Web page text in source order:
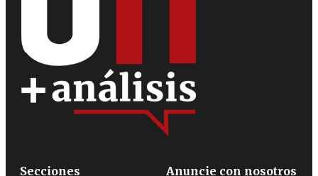
Secciones
Anuncie con nosotros